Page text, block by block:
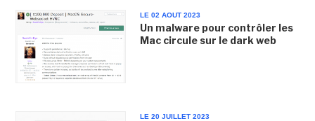
LE 02 AOUT 2023
Un malware pour contrôler les
Mac circule sur le dark web
LE 20 JUILLET 2023